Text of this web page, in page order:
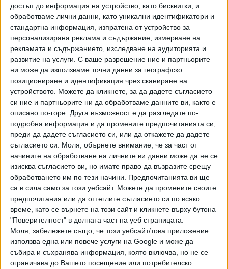
достъп до информация на устройство, като бисквитки, и
обработваме лични данни, като уникални идентификатори и
стандартна информация, изпратена от устройство за
персонализирана реклама и съдържание, измерване на
рекламата и съдържанието, изследване на аудиторията и
развитие на услуги. С ваше разрешение ние и партньорите
ни може да използваме точни данни за географско
позициониране и идентификация чрез сканиране на
устройството. Можете да кликнете, за да дадете съгласието
си ние и партньорите ни да обработваме данните ви, както е
описано по-горе. Друга възможност е да разгледате по-
подробна информация и да промените предпочитанията си,
преди да дадете съгласието си, или да откажете да дадете
съгласието си. Моля, обърнете внимание, че за част от
начините на обработване на личните ви данни може да не се
изисква съгласието ви, но имате право да възразите срещу
обработването им по тези начини. Предпочитанията ви ще
са в сила само за този уебсайт. Можете да промените своите
предпочитания или да оттеглите съгласието си по всяко
време, като се върнете на този сайт и кликнете върху бутона
"Поверителност" в долната част на уеб страницата.
Моля, забележете също, че този уебсайт/това приложение
използва една или повече услуги на Google и може да
събира и съхранява информация, която включва, но не се
ограничава до Вашето посещение или потребителско
обаче представянето на тийнейджърите ни
е шокиращо слабо - наPISA 202254% от българските
деветокласници бяха под критичния минимум на знания и
умения по математика, 53% от тях не показаха
елементарни четивни умения, а 48% от тях бяха с
драстични дефицити по природни науки.
"AI може да подобрява изпълнението на задачи, но това
не означава автоматично по-добро учене и по-добри
умения. Ако младите хора не развиват силни базови
умения, критично мислене и способност за
самостоятелно учене, AI трудно би могъл
самостоятелно да реши проблема с недостига на
умения", подчерта Шлайхер.
Той посочи, че все повече млади хора изпитват
затруднения да се ориентират професионално, затова
и училищата трябва да помагат на учениците да виждат
връзката между обучението и бъдещата си
реализация. Според него образованието и
работодателите не бива да бъдат разглеждани като два
отделни свята, а да си сътрудничат много по-
тясно. Бизнесът трябва да бъде активен участник в